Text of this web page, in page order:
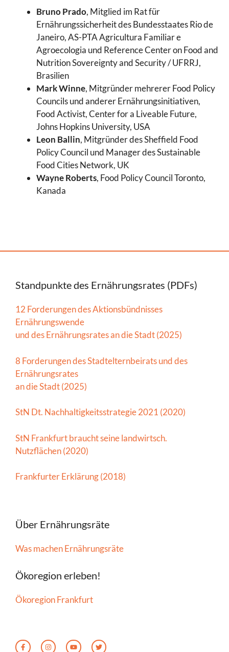
Bruno Prado, Mitglied im Rat für
Ernährungssicherheit des Bundesstaates Rio de
Janeiro, AS-PTA Agricultura Familiar e
Agroecologia und Reference Center on Food and
Nutrition Sovereignty and Security / UFRRJ,
Brasilien
Mark Winne, Mitgründer mehrerer Food Policy
Councils und anderer Ernährungsinitiativen,
Food Activist, Center for a Liveable Future,
Johns Hopkins University, USA
Leon Ballin, Mitgründer des Sheffield Food
Policy Council und Manager des Sustainable
Food Cities Network, UK
Wayne Roberts, Food Policy Council Toronto,
Kanada
Standpunkte des Ernährungsrates (PDFs)
12 Forderungen des Aktionsbündnisses
Ernährungswende
und des Ernährungsrates an die Stadt (2025)
8 Forderungen des Stadtelternbeirats und des
Ernährungsrates
an die Stadt (2025)
StN Dt. Nachhaltigkeitsstrategie 2021 (2020)
StN Frankfurt braucht seine landwirtsch.
Nutzflächen (2020)
Frankfurter Erklärung (2018)
Über Ernährungsräte
Was machen Ernährungsräte
Ökoregion erleben!
Ökoregion Frankfurt